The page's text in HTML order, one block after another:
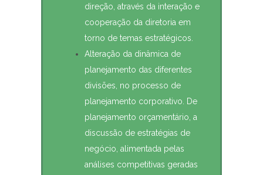
direção, através da interação e
cooperação da diretoria em
torno de temas estratégicos.
Alteração da dinâmica de
planejamento das diferentes
divisões, no processo de
planejamento corporativo. De
planejamento orçamentário, a
discussão de estratégias de
negócio, alimentada pelas
análises competitivas geradas